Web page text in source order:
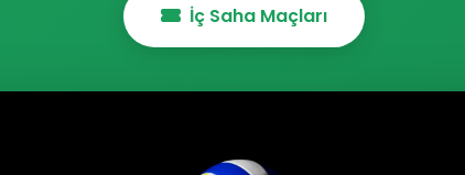
İç Saha Maçları